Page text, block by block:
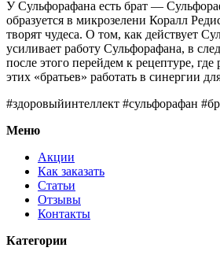
У Сульфорафана есть брат —
образуется в микрозелени Коралл
творят чудеса. О том, как действует
усиливает работу Сульфорафана, в
после этого перейдем к рецептуре, где
этих «братьев» работать в синергии
#здоровыйинтеллект #сульфорафан
Меню
Акции
Как заказать
Статьи
Отзывы
Контакты
Категории